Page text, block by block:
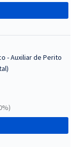
- Auxiliar de Perito